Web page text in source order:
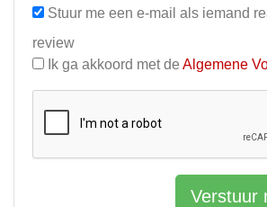
Stuur me een e-mail als iemand
review
Ik ga akkoord met de Algemene
Verstuur